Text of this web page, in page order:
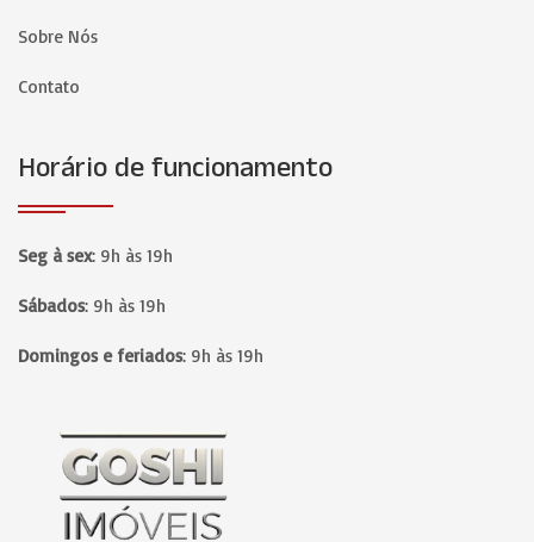
Sobre Nós
Contato
Horário de funcionamento
Seg à sex: 9h às 19h
Sábados: 9h às 19h
Domingos e feriados: 9h às 19h
Página inicial